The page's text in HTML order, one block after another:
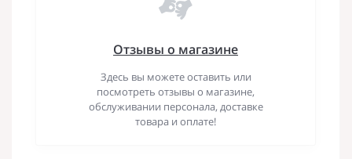
Отзывы о магазине
Здесь вы можете оставить или
посмотреть отзывы о магазине,
обслуживании персонала, доставке
товара и оплате!